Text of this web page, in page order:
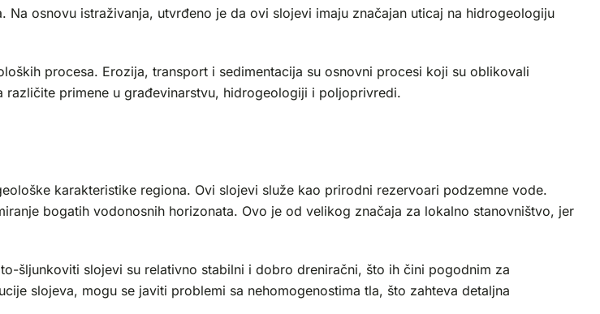
osnovu istraživanja, utvrđeno je da ovi slojevi imaju značajan uticaj na hidrogeologiju
procesa. Erozija, transport i sedimentacija su osnovni procesi koji su oblikovali
primene u građevinarstvu, hidrogeologiji i poljoprivredi.
karakteristike regiona. Ovi slojevi služe kao prirodni rezervoari podzemne vode.
bogatih vodonosnih horizonata. Ovo je od velikog značaja za lokalno stanovništvo, jer
šljunkoviti slojevi su relativno stabilni i dobro dreniračni, što ih čini pogodnim za
slojeva, mogu se javiti problemi sa nehomogenostima tla, što zahteva detaljna